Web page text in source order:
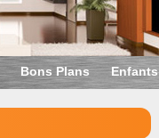
Bons Plans Enfants